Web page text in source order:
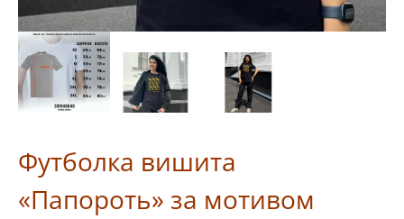
Футболка вишита
«Папороть» за мотивом